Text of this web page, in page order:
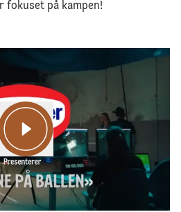
fokuset på kampen!